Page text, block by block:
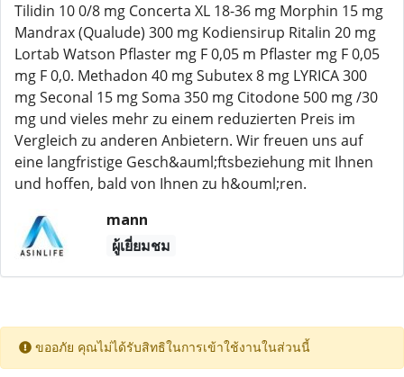
Tilidin 10 0/8 mg Concerta XL 18-36 mg Morphin 15 mg
Mandrax (Qualude) 300 mg Kodiensirup Ritalin 20 mg
Lortab Watson Pflaster mg F 0,05 m Pflaster mg F 0,05
mg F 0,0. Methadon 40 mg Subutex 8 mg LYRICA 300
mg Seconal 15 mg Soma 350 mg Citodone 500 mg /30
mg und vieles mehr zu einem reduzierten Preis im
Vergleich zu anderen Anbietern. Wir freuen uns auf
eine langfristige Gesch&auml;ftsbeziehung mit Ihnen
und hoffen, bald von Ihnen zu h&ouml;ren.
mann
ผู้เยี่ยมชม
ขออภัย คุณไม่ได้รับสิทธิในการเข้าใช้งานในส่วนนี้